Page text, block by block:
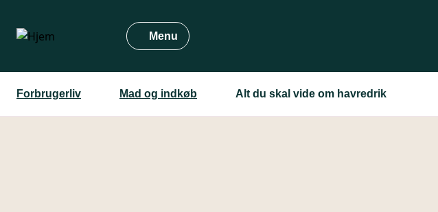
hovedindhold
Menu
Forbrugerliv Mad og indkøb Alt du skal vide om havredrik